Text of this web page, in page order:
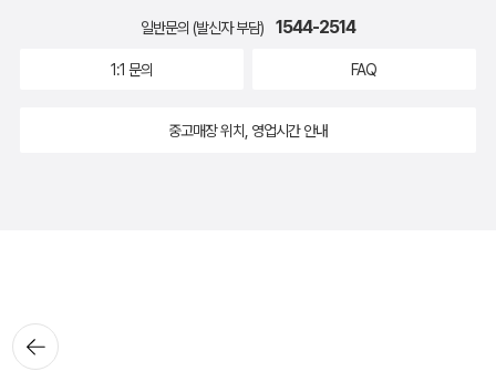
뒤로가
기
일반문의 (발신자 부담) 1544-2514
1:1 문의 FAQ
중고매장 위치, 영업시간 안내